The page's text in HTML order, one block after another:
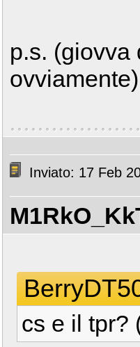
p.s.
ovviamente)
Inviato: 17 Feb
cs e il tpr?